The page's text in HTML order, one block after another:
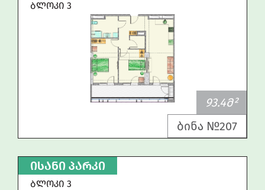
ᲑᲚᲝᲙᲘ 3
93.4Მ²
ბინა №207
ᲘᲡᲐᲜᲘ ᲞᲐᲠᲙᲘ
ᲑᲚᲝᲙᲘ 3